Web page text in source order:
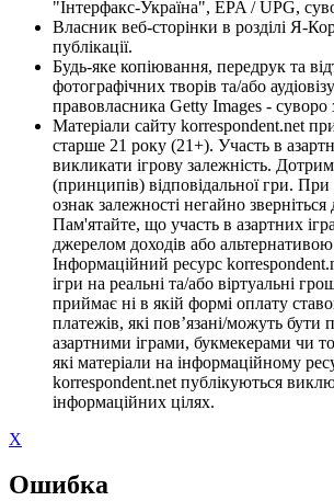
"Інтерфакс-Україна", EPA / UPG,
Власник веб-сторінки в розділі Я-
публікації.
Будь-яке копіювання, передрук та
фотографічних творів та/або
правовласника Getty Images - суворо
Матеріали сайту korrespondent.net
старше 21 року (21+). Участь в
викликати ігрову залежність.
(принципів) відповідальної гри.
ознак залежності негайно зверніться
Пам'ятайте, що участь в азартних
джерелом доходів або альтернативою
Інформаційний ресурс
ігри на реальні та/або віртуальні
приймає ні в якій формі оплату
платежів, які пов’язані/можуть бути
азартними іграми, букмекерами чи
які матеріали на інформаційному
korrespondent.net публікуються
інформаційних цілях.
X
Ошибка